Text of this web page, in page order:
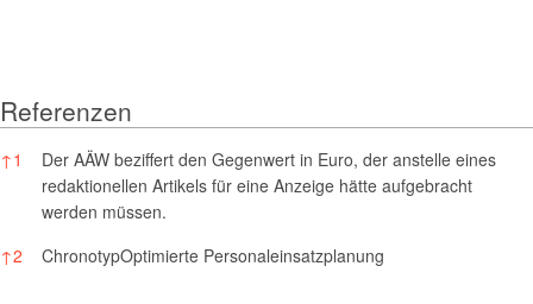
Referenzen
Referenzen
↑1
Der AÄW beziffert den Gegenwert in Euro, der anstelle eines
redaktionellen Artikels für eine Anzeige hätte aufgebracht
werden müssen.
↑2 ChronotypOptimierte Personaleinsatzplanung